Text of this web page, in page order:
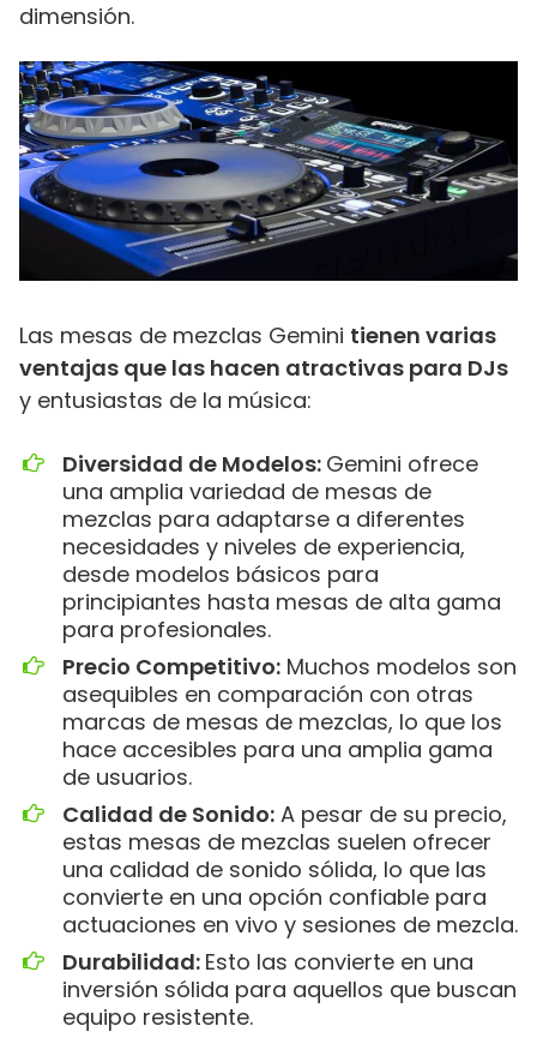
dimensión.
Las mesas de mezclas Gemini tienen varias
ventajas que las hacen atractivas para DJs
y entusiastas de la música:
Diversidad de Modelos: Gemini ofrece
una amplia variedad de mesas de
mezclas para adaptarse a diferentes
necesidades y niveles de experiencia,
desde modelos básicos para
principiantes hasta mesas de alta gama
para profesionales.
Precio Competitivo: Muchos modelos son
asequibles en comparación con otras
marcas de mesas de mezclas, lo que los
hace accesibles para una amplia gama
de usuarios.
Calidad de Sonido: A pesar de su precio,
estas mesas de mezclas suelen ofrecer
una calidad de sonido sólida, lo que las
convierte en una opción confiable para
actuaciones en vivo y sesiones de mezcla.
Durabilidad: Esto las convierte en una
inversión sólida para aquellos que buscan
equipo resistente.